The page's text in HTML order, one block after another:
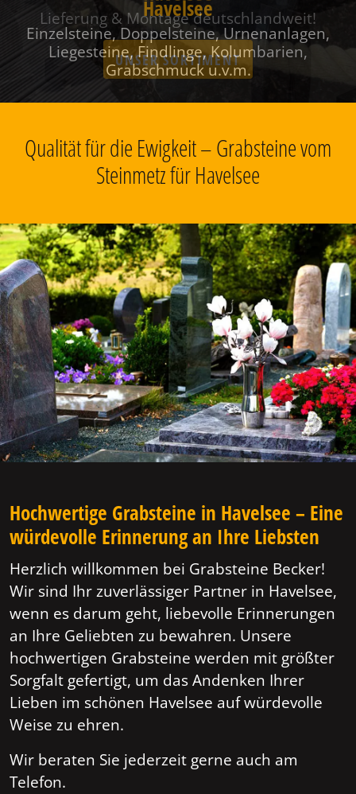
Havelsee
Einzelsteine, Doppelsteine, Urnenanlagen,
Liegesteine, Findlinge, Kolumbarien,
Grabschmuck u.v.m.
Qualität für die Ewigkeit – Grabsteine vom
Steinmetz für Havelsee
Hochwertige Grabsteine in Havelsee – Eine
würdevolle Erinnerung an Ihre Liebsten
Herzlich willkommen bei Grabsteine Becker!
Wir sind Ihr zuverlässiger Partner in Havelsee,
wenn es darum geht, liebevolle Erinnerungen
an Ihre Geliebten zu bewahren. Unsere
hochwertigen Grabsteine werden mit größter
Sorgfalt gefertigt, um das Andenken Ihrer
Lieben im schönen Havelsee auf würdevolle
Weise zu ehren.
Wir beraten Sie jederzeit gerne auch am
Telefon.